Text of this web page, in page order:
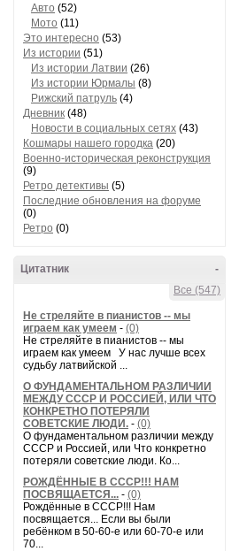
Авто (52)
Мото (11)
Это интересно (53)
Из истории (51)
Из истории Латвии (26)
Из истории Юрмалы (8)
Рижский патруль (4)
Дневник (48)
Новости в социальных сетях (43)
Кошмары нашего городка (20)
Военно-историческая реконструкция
(9)
Ретро детективы (5)
Последние обновления на форуме
(0)
Ретро (0)
-
Цитатник
Все (547)
Не стреляйте в пианистов -- мы
играем как умеем - (0)
Не стреляйте в пианистов -- мы
играем как умеем У нас лучше всех
судьбу латвийской ...
О ФУНДАМЕНТАЛЬНОМ РАЗЛИЧИИ
МЕЖДУ СССР И РОССИЕЙ, ИЛИ ЧТО
КОНКРЕТНО ПОТЕРЯЛИ
СОВЕТСКИЕ ЛЮДИ. - (0)
О фундаментальном различии между
СССР и Россией, или Что конкретно
потеряли советские люди. Ко...
РОЖДЁННЫЕ В СССР!!! НАМ
ПОСВЯЩАЕТСЯ... - (0)
Рождённые в СССР!!! Нам
посвящается... Если вы были
ребёнком в 50-60-е или 60-70-е или
70...